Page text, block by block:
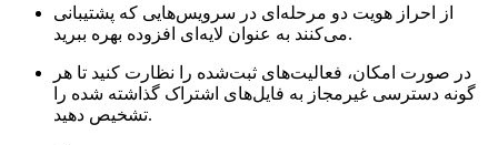
از احراز هویت دو مرحله‌ای در سرویس‌هایی که پشتیبانی
می‌کنند به عنوان لایه‌ای افزوده بهره ببرید.
در صورت امکان، فعالیت‌های ثبت‌شده را نظارت کنید تا هر
گونه دسترسی غیرمجاز به فایل‌های اشتراک گذاشته شده را
تشخیص دهید.